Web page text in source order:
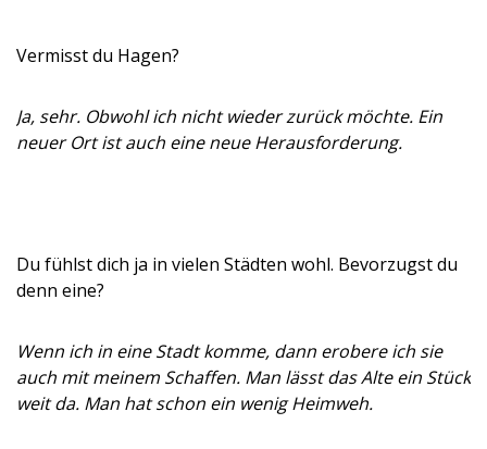
Vermisst du Hagen?
Ja, sehr. Obwohl ich nicht wieder zurück möchte. Ein
neuer Ort ist auch eine neue Herausforderung.
Du fühlst dich ja in vielen Städten wohl. Bevorzugst du
denn eine?
Wenn ich in eine Stadt komme, dann erobere ich sie
auch mit meinem Schaffen. Man lässt das Alte ein Stück
weit da. Man hat schon ein wenig Heimweh.